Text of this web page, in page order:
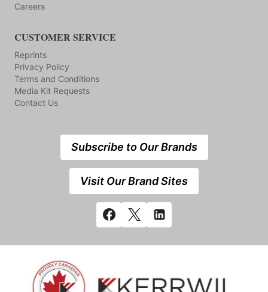
Careers
CUSTOMER SERVICE
Reprints
Privacy Policy
Terms and Conditions
Media Kit Requests
Contact Us
Subscribe to Our Brands
Visit Our Brand Sites